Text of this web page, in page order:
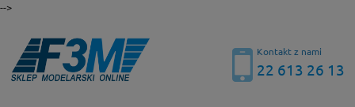
-->
Kontakt z nami
22 613 26 13